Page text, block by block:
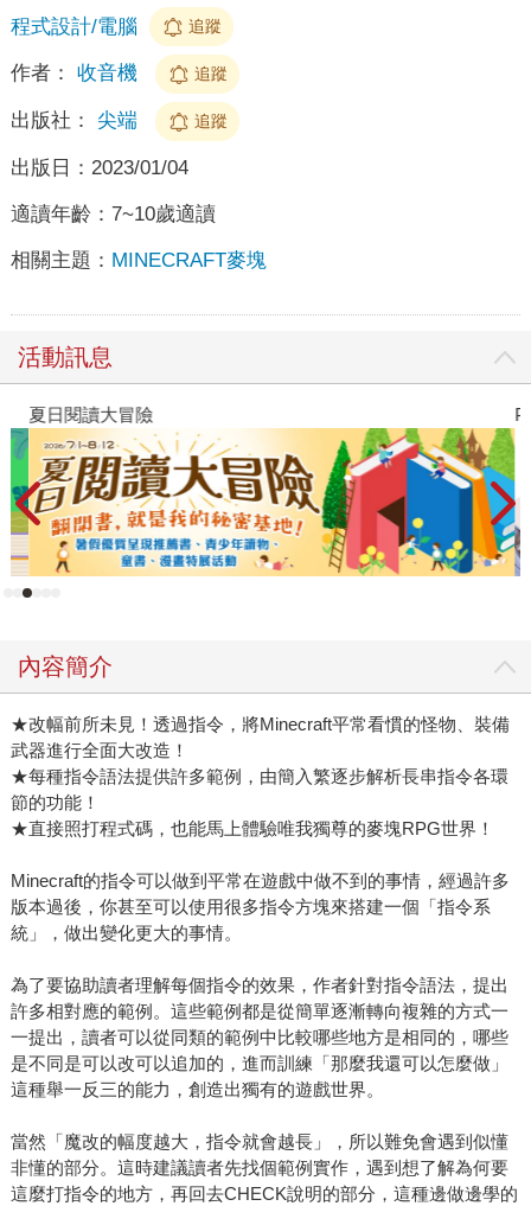
程式設計/電腦
追蹤
作者： 收音機 追蹤
出版社： 尖端 追蹤
出版日： 2023/01/04
適讀年齡： 7~10歲適讀
相關主題： MINECRAFT麥塊
活動訊息
夏日閱讀大冒險
內容簡介
★改幅前所未見！透過指令，將Minecraft平常看慣的怪物、裝備
武器進行全面大改造！
★每種指令語法提供許多範例，由簡入繁逐步解析長串指令各環
節的功能！
★直接照打程式碼，也能馬上體驗唯我獨尊的麥塊RPG世界！
Minecraft的指令可以做到平常在遊戲中做不到的事情，經過許多
版本過後，你甚至可以使用很多指令方塊來搭建一個「指令系
統」，做出變化更大的事情。
為了要協助讀者理解每個指令的效果，作者針對指令語法，提出
許多相對應的範例。這些範例都是從簡單逐漸轉向複雜的方式一
一提出，讀者可以從同類的範例中比較哪些地方是相同的，哪些
是不同是可以改可以追加的，進而訓練「那麼我還可以怎麼做」
這種舉一反三的能力，創造出獨有的遊戲世界。
當然「魔改的幅度越大，指令就會越長」，所以難免會遇到似懂
非懂的部分。這時建議讀者先找個範例實作，遇到想了解為何要
這麼打指令的地方，再回去CHECK說明的部分，這種邊做邊學的